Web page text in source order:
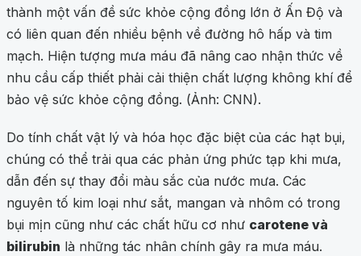
thành một vấn đề sức khỏe cộng đồng lớn ở Ấn Độ và
có liên quan đến nhiều bệnh về đường hô hấp và tim
mạch. Hiện tượng mưa máu đã nâng cao nhận thức về
nhu cầu cấp thiết phải cải thiện chất lượng không khí để
bảo vệ sức khỏe cộng đồng. (Ảnh: CNN).
Do tính chất vật lý và hóa học đặc biệt của các hạt bụi,
chúng có thể trải qua các phản ứng phức tạp khi mưa,
dẫn đến sự thay đổi màu sắc của nước mưa. Các
nguyên tố kim loại như sắt, mangan và nhôm có trong
bụi mịn cũng như các chất hữu cơ như carotene và
bilirubin là những tác nhân chính gây ra mưa máu.